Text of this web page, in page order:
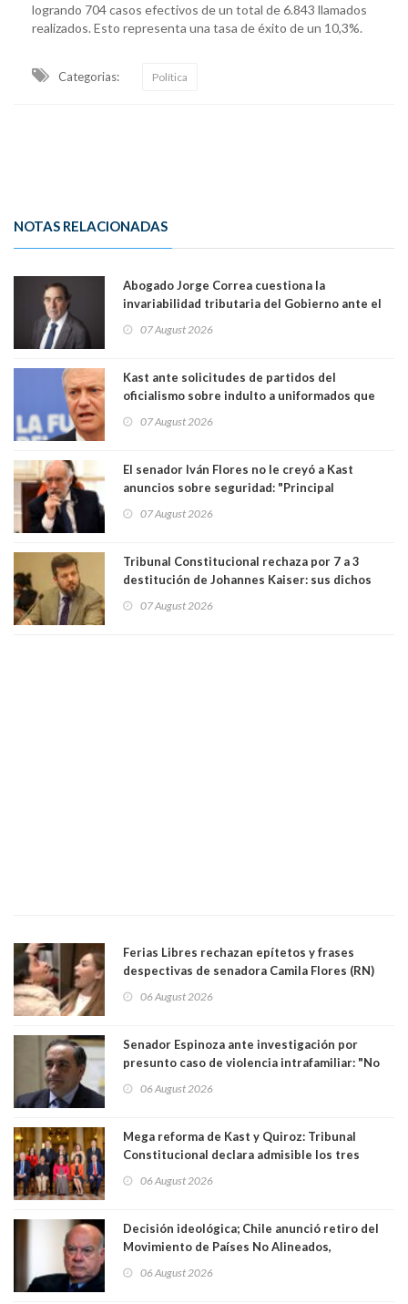
logrando 704 casos efectivos de un total de 6.843 llamados
realizados. Esto representa una tasa de éxito de un 10,3%.
Categorias: Política
NOTAS RELACIONADAS
Abogado Jorge Correa cuestiona la
invariabilidad tributaria del Gobierno ante el
democracia” y "defendemos la alternancia en el
07 August 2026
Kast ante solicitudes de partidos del
oficialismo sobre indulto a uniformados que
07 August 2026
El senador Iván Flores no le creyó a Kast
anuncios sobre seguridad: "Principal
perseguir ruta del dinero y levantar secreto
07 August 2026
Tribunal Constitucional rechaza por 7 a 3
destitución de Johannes Kaiser: sus dichos
justicia constitucional porque no es diputado
07 August 2026
Ferias Libres rechazan epítetos y frases
despectivas de senadora Camila Flores (RN)
06 August 2026
Senador Espinoza ante investigación por
presunto caso de violencia intrafamiliar: "No
antecedentes a Tribunal Supremo
06 August 2026
Mega reforma de Kast y Quiroz: Tribunal
Constitucional declara admisible los tres
06 August 2026
Decisión ideológica; Chile anunció retiro del
Movimiento de Países No Alineados,
1971. Excanciller Insulza lamentó decisión
06 August 2026